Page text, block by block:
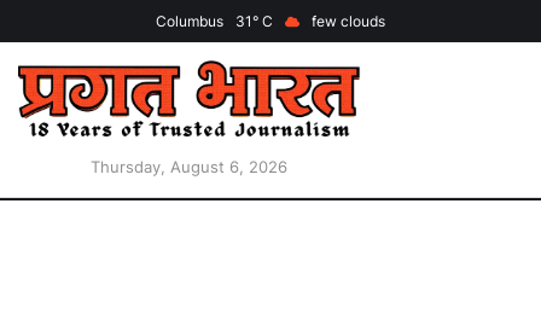
Columbus 31 few clouds
Thursday, August 6, 2026